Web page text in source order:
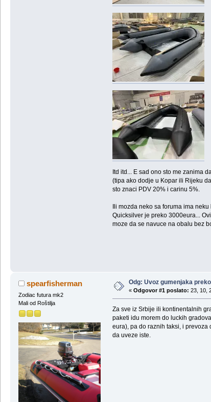
Itd itd... E sad ono sto me zanima
(tipa ako dodje u Kopar ili Rijeku
sto znaci PDV 20% i carinu 5%.
Ili mozda neko sa foruma ima
Quicksilver je preko 3000eura...
moze da se navuce na obalu bez
spearfisherman
Zodiac futura mk2
Mali od Roštilja
Odg: Uvoz gumenjaka
« Odgovor #1 poslato: 23, 10,
Za sve iz Srbije ili kontinentalnih
paketi idu morem do luckih
eura), pa do raznih taksi, i
da uveze iste.